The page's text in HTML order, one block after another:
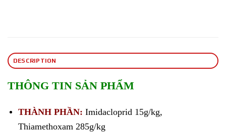
DESCRIPTION
THÔNG TIN SẢN PHẨM
THÀNH PHẦN: Imidacloprid 15g/kg,
Thiamethoxam 285g/kg